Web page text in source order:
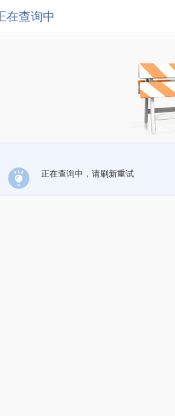
在查询中
正在查询中，请刷新重试